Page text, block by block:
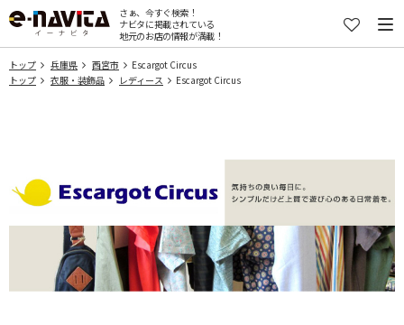
さぁ、今すぐ検索！
ナビタに掲載されている
地元のお店の情報が満載！
トップ 兵庫県 西宮市
Escargot Circus
トップ
衣服・装飾品 レディース Escargot Circus